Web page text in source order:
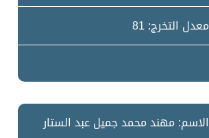
معدل التخرج: 81
الاسم: مهند محمد جميل عبد الستار